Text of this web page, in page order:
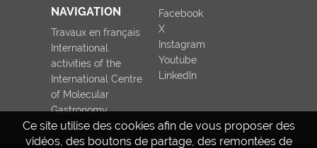
Ce site utilise des cookies afin de vous proposer des
vidéos, des boutons de partage, des remontées de
NAVIGATION
Travaux en français
International
activities of the
International Centre
of Molecular
Gastronomy
Facebook
X
Instagram
Youtube
LinkedIn